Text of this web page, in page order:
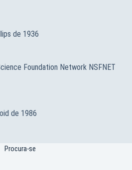
de 1936
Foundation Network NSFNET
de 1986
Procura-se